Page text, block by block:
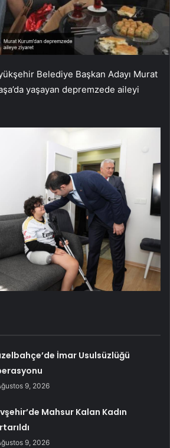
Belediye Başkan Adayı Murat
yaşayan depremzede aileyi
İmar Usulsüzlüğü
9, 2026
Mahsur Kalan Kadın
9, 2026